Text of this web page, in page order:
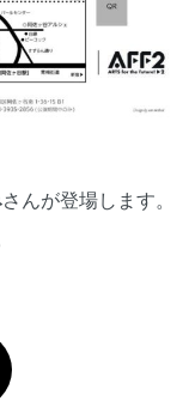
さんが登場します。